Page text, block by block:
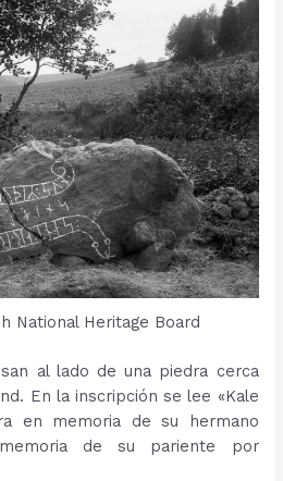
National Heritage Board
al lado de una piedra cerca
En la inscripción se lee «Kale
en memoria de su hermano
de su pariente por